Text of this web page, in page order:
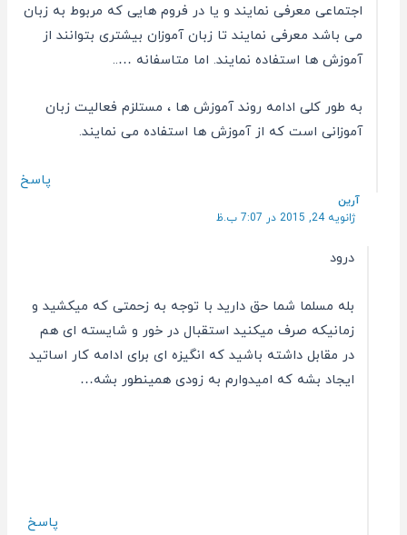
اجتماعی معرفی نمایند و یا در فروم هایی که مربوط به زبان
می باشد معرفی نمایند تا زبان آموزان بیشتری بتوانند از
آموزش ها استفاده نمایند. اما متاسفانه …..
به طور کلی ادامه روند آموزش ها ، مستلزم فعالیت زبان
آموزانی است که از آموزش ها استفاده می نمایند.
پاسخ
آرین
ژانویه 24, 2015 در 7:07 ب.ظ
درود
بله مسلما شما حق دارید با توجه به زحمتی که میکشید و
زمانیکه صرف میکنید استقبال در خور و شایسته ای هم
در مقابل داشته باشید که انگیزه ای برای ادامه کار اساتید
ایجاد بشه که امیدوارم به زودی همینطور بشه…
پاسخ